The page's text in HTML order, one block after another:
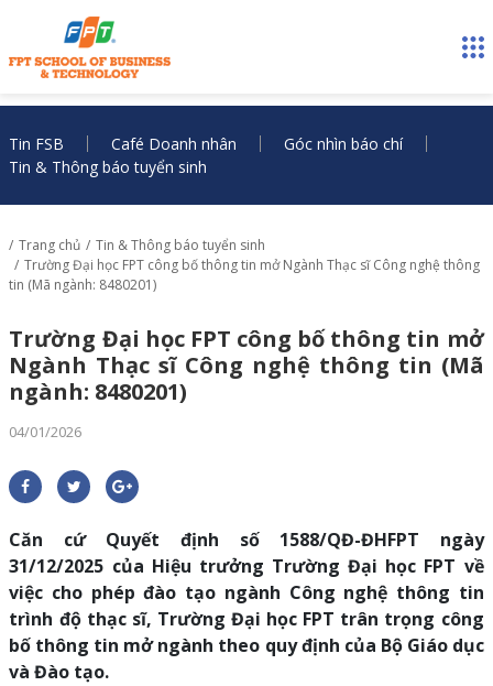
Tin FSB Café Doanh nhân
Góc nhìn báo chí
Tin & Thông báo tuyển sinh
Trang chủ
Tin & Thông báo tuyển sinh
Trường Đại học FPT công bố thông tin mở Ngành Thạc sĩ Công nghệ thông
tin (Mã ngành: 8480201)
Trường Đại học FPT công bố thông tin mở
Ngành Thạc sĩ Công nghệ thông tin (Mã
ngành: 8480201)
04/01/2026
Căn cứ Quyết định số 1588/QĐ-ĐHFPT ngày
31/12/2025 của Hiệu trưởng Trường Đại học FPT về
việc cho phép đào tạo ngành Công nghệ thông tin
trình độ thạc sĩ, Trường Đại học FPT trân trọng công
bố thông tin mở ngành theo quy định của Bộ Giáo dục
và Đào tạo.